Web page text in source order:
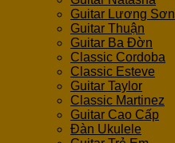
Guitar Lương Sơn
Guitar Thuận
Guitar Ba Đờn
Classic Cordoba
Classic Esteve
Guitar Taylor
Classic Martinez
Guitar Cao Cấp
Đàn Ukulele